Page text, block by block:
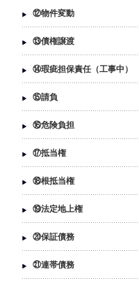
⑫物件変動
⑬債権譲渡
⑭瑕疵担保責任（工事中）
⑮請負
⑯危険負担
⑰抵当権
⑱根抵当権
⑲法定地上権
⑳保証債務
㉑連帯債務